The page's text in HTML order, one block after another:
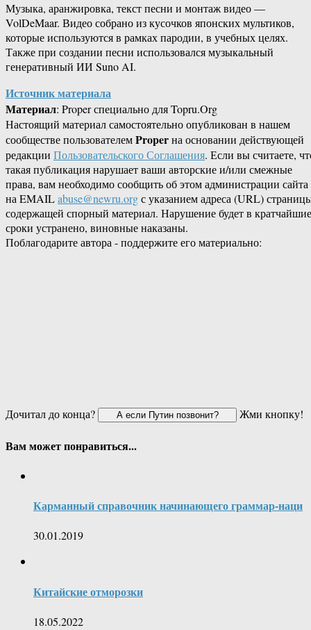
Музыка, аранжировка, текст песни и монтаж видео —
VolDeMaar. Видео собрано из кусочков японских мультиков,
которые используются в рамках пародии, в учебных целях.
Также при создании песни использовался музыкальный
генеративный ИИ Suno AI.
Источник материала
Материал: Proper специально для Topru.Org
Настоящий материал самостоятельно опубликован в нашем
сообществе пользователемProperна основании действующей
редакции Пользовательского Соглашения. Если вы считаете,
такая публикация нарушает ваши авторские и/или смежные
права, вам необходимо сообщить об этом администрации сайта
на EMAILabuse@newru.orgс указанием адреса (URL)
содержащей спорный материал. Нарушение будет в кратчайшие
сроки устранено, виновные наказаны.
Поблагодарите автора - поддержите его материально:
Дочитал до конца? Жми кнопку!
Вам может понравиться...
Карманный справочник начинающего граммар-наци
30.01.2019
Китайские отморозки
18.05.2022